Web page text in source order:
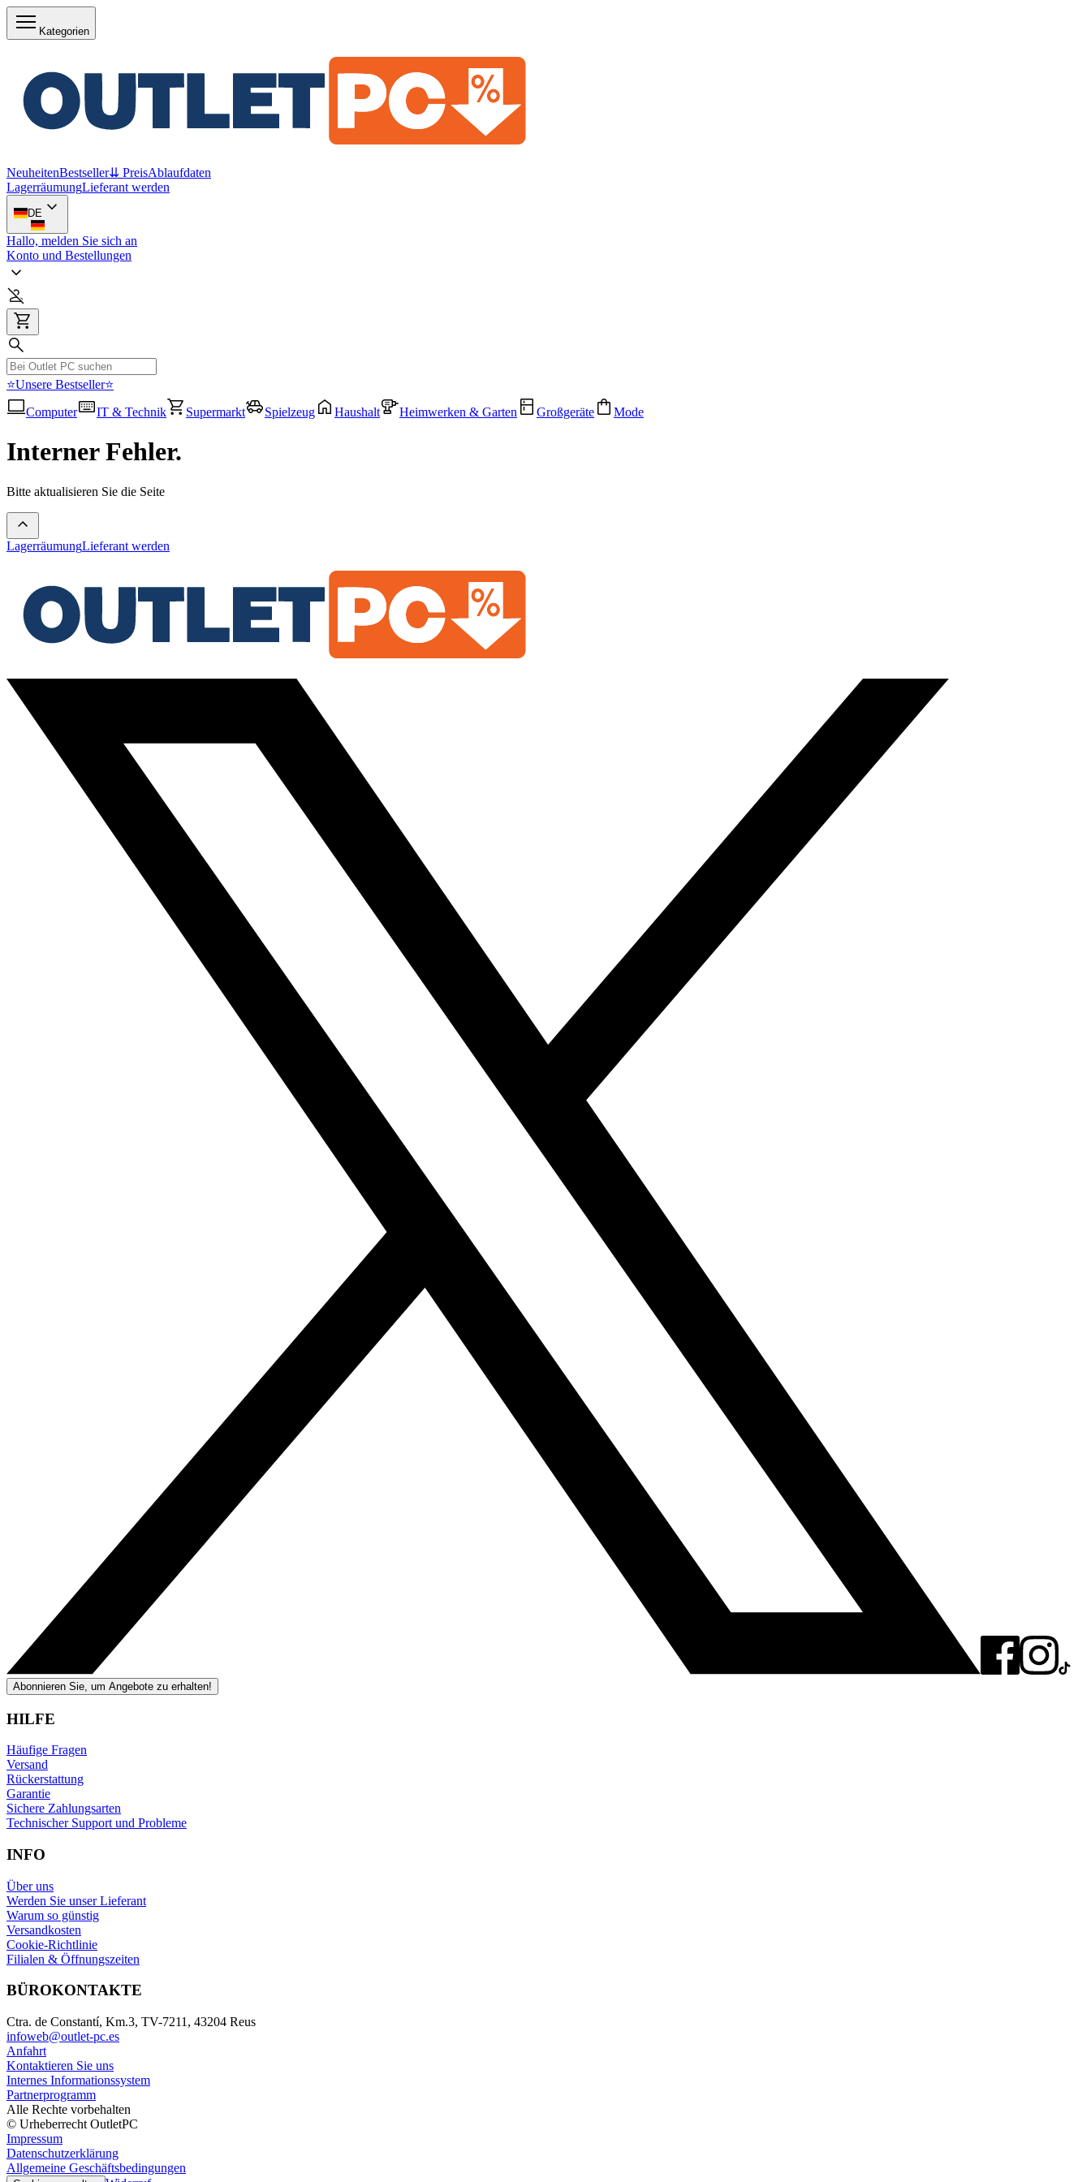
Kategorien
NeuheitenBestseller⇊ PreisAblaufdaten
LagerräumungLieferant werden
DE
Hallo, melden Sie sich an
Konto und Bestellungen
⭐Unsere Bestseller⭐
Computer
IT & Technik Supermarkt Spielzeug Haushalt Heimwerken & Garten Großgeräte Mode
Interner Fehler.
Bitte aktualisieren Sie die Seite
LagerräumungLieferant werden
Abonnieren Sie, um Angebote zu erhalten!
HILFE
Häufige Fragen
Versand
Rückerstattung
Garantie
Sichere Zahlungsarten
Technischer Support und Probleme
INFO
Über uns
Werden Sie unser Lieferant
Warum so günstig
Versandkosten
Cookie-Richtlinie
Filialen & Öffnungszeiten
BÜROKONTAKTE
Ctra. de Constantí, Km.3, TV-7211, 43204 Reus
infoweb@outlet-pc.es
Anfahrt
Kontaktieren Sie uns
Internes Informationssystem
Partnerprogramm
Alle Rechte vorbehalten
© Urheberrecht OutletPC
Impressum
Datenschutzerklärung
Allgemeine Geschäftsbedingungen